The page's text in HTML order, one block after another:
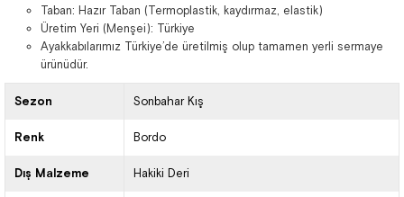
Taban: Hazır Taban (Termoplastik, kaydırmaz, elastik)
Üretim Yeri (Menşei): Türkiye
Ayakkabılarımız Türkiye’de üretilmiş olup tamamen yerli sermaye
ürünüdür.
Sezon Sonbahar Kış
Renk Bordo
Dış Malzeme Hakiki Deri